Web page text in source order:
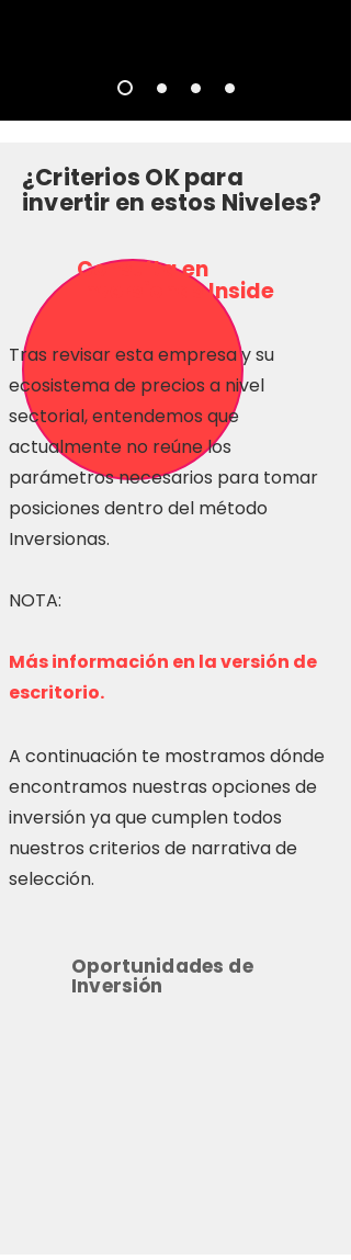
¿Criterios OK para
invertir en estos Niveles?
Consulta en
Inversionas Inside
Tras revisar esta empresa y su
ecosistema de precios a nivel
sectorial, entendemos que
actualmente no reúne los
parámetros necesarios para tomar
posiciones dentro del método
Inversionas.
NOTA:
Más información en la versión de
escritorio.
A continuación te mostramos dónde
encontramos nuestras opciones de
inversión ya que cumplen todos
nuestros criterios de narrativa de
selección.
Oportunidades de
Inversión